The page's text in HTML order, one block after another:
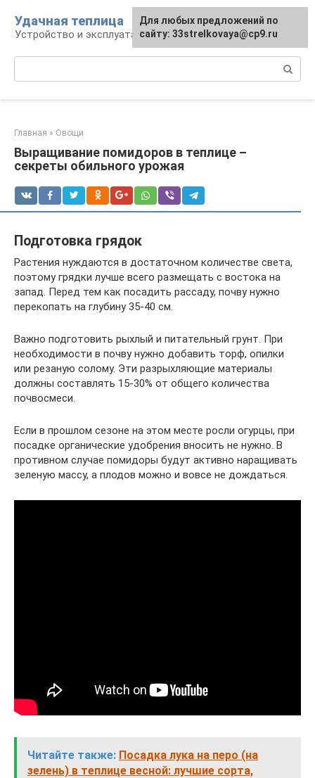
контенту
Удачная теплица
Устройство и эксплуатация теплиц
Главная » Овощи
Выращивание помидоров в теплице –
секреты обильного урожая
Подготовка грядок
Растения нуждаются в достаточном количестве света,
поэтому грядки лучше всего размещать с востока на
запад. Перед тем как посадить рассаду, почву нужно
перекопать на глубину 35-40 см.
Важно подготовить рыхлый и питательный грунт. При
необходимости в почву нужно добавить торф, опилки
или резаную солому. Эти разрыхляющие материалы
должны составлять 15-30% от общего количества
почвосмеси.
Если в прошлом сезоне на этом месте росли огурцы, при
посадке органические удобрения вносить не нужно. В
противном случае помидоры будут активно наращивать
зеленую массу, а плодов можно и вовсе не дождаться.
Читайте также: Посадка лука на перо (на
зелень) в теплице весной: лучшие сорта,
Для любых предложений по
сайту: 33strelkovaya@cp9.ru